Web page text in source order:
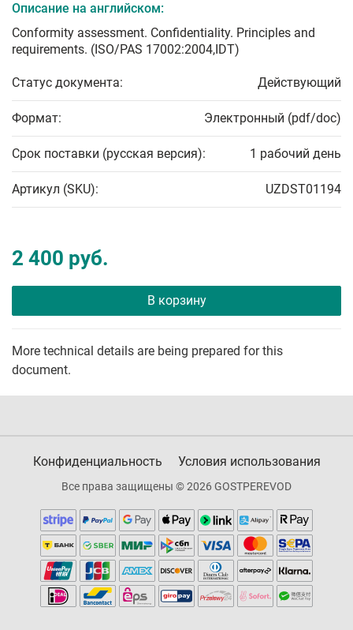
Описание на английском:
Conformity assessment. Confidentiality. Principles and
requirements. (ISO/PAS 17002:2004,IDT)
Статус документа: Действующий
Формат: Электронный (pdf/doc)
Срок поставки (русская версия): 1 рабочий день
Артикул (SKU): UZDST01194
2 400 руб.
В корзину
More technical details are being prepared for this
document.
Конфиденциальность Условия использования
Все права защищены © 2026 GOSTPEREVOD